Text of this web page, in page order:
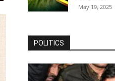
May 19, 2025
POLITICS